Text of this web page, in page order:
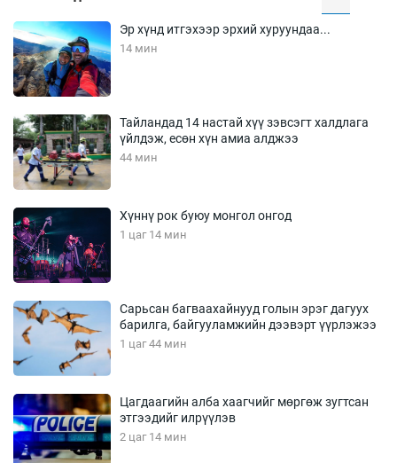
Эр хүнд итгэхээр эрхий хуруундаа...
14 мин
Тайландад 14 настай хүү зэвсэгт халдлага
үйлдэж, есөн хүн амиа алджээ
44 мин
Хүннү рок буюу монгол онгод
1 цаг 14 мин
Сарьсан багваахайнууд голын эрэг дагуух
барилга, байгууламжийн дээвэрт үүрлэжээ
1 цаг 44 мин
Цагдаагийн алба хаагчийг мөргөж зугтсан
этгээдийг илрүүлэв
2 цаг 14 мин